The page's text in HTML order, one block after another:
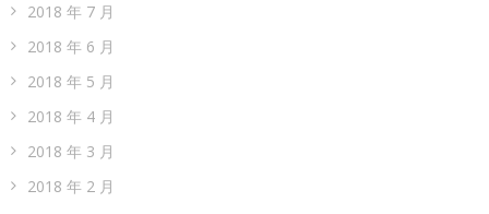
2018 年 7 月
2018 年 6 月
2018 年 5 月
2018 年 4 月
2018 年 3 月
2018 年 2 月